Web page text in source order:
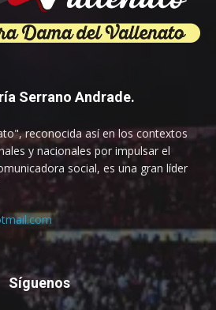
Serrano Andrade.
reconocida así en los contextos
y nacionales por impulsar el
social, es una gran líder
Síguenos